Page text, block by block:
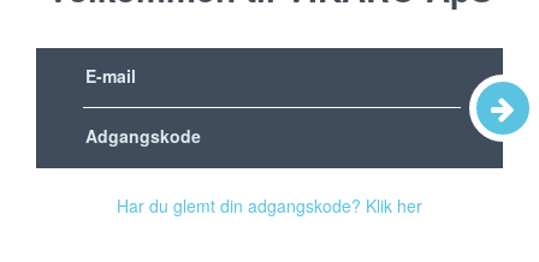
Har du glemt din adgangskode? Klik her